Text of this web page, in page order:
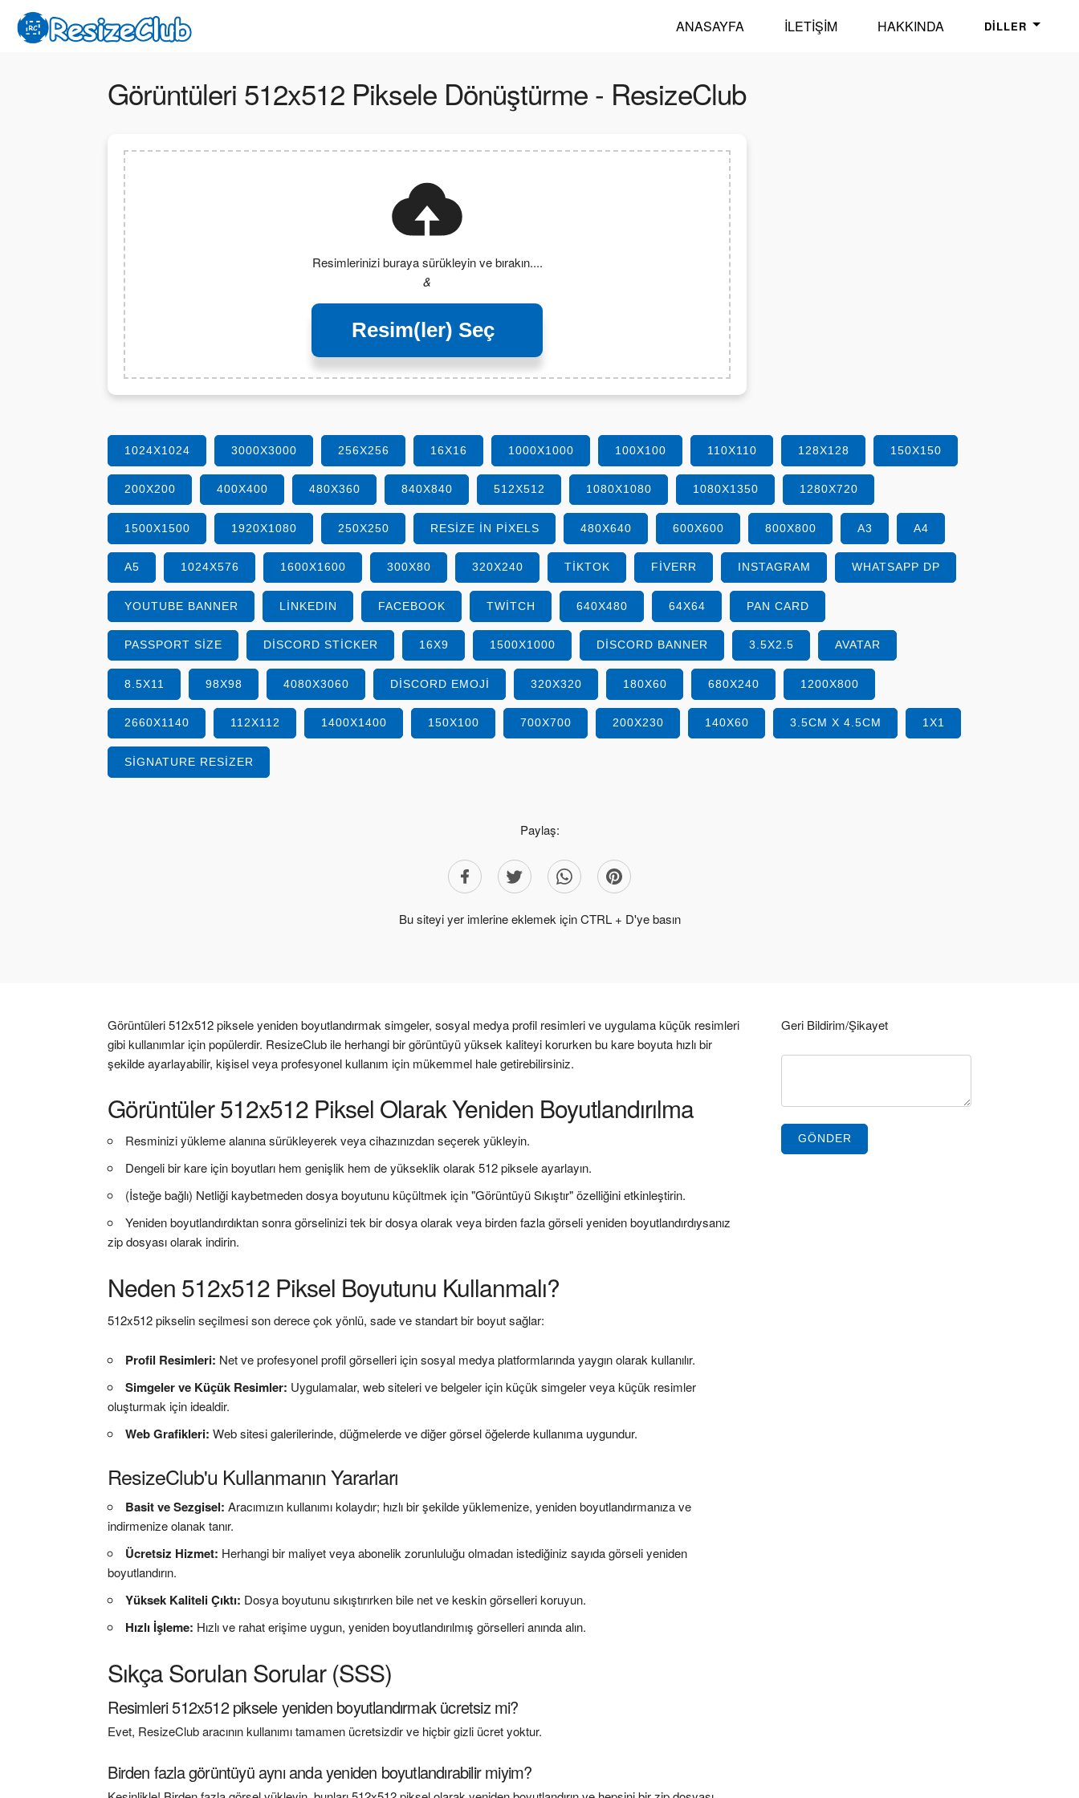
ANASAYFA İLETIŞIM HAKKINDA DILLER
Görüntüleri 512x512 Piksele Dönüştürme - ResizeClub
Resimlerinizi buraya sürükleyin ve bırakın....
&
Resim(ler) Seç
1024X1024 3000X3000 256X256 16X16 1000X1000 100X100 110X110 128X128 150X150
200X200 400X400 480X360 840X840 512X512 1080X1080 1080X1350 1280X720
1500X1500 1920X1080 250X250 RESIZE IN PIXELS 480X640 600X600 800X800 A3 A4
A5 1024X576 1600X1600 300X80 320X240 TIKTOK FIVERR INSTAGRAM WHATSAPP DP
YOUTUBE BANNER LINKEDIN FACEBOOK TWITCH 640X480 64X64 PAN CARD
PASSPORT SIZE DISCORD STICKER 16X9 1500X1000 DISCORD BANNER 3.5X2.5 AVATAR
8.5X11 98X98 4080X3060 DISCORD EMOJI 320X320 180X60 680X240 1200X800
2660X1140 112X112 1400X1400 150X100 700X700 200X230 140X60 3.5CM X 4.5CM 1X1
SIGNATURE RESIZER
Paylaş:
Bu siteyi yer imlerine eklemek için CTRL + D'ye basın
Görüntüleri 512x512 piksele yeniden boyutlandırmak simgeler, sosyal medya profil resimleri ve uygulama küçük resimleri
gibi kullanımlar için popülerdir. ResizeClub ile herhangi bir görüntüyü yüksek kaliteyi korurken bu kare boyuta hızlı bir
şekilde ayarlayabilir, kişisel veya profesyonel kullanım için mükemmel hale getirebilirsiniz.
Görüntüler 512x512 Piksel Olarak Yeniden Boyutlandırılma
Resminizi yükleme alanına sürükleyerek veya cihazınızdan seçerek yükleyin.
Dengeli bir kare için boyutları hem genişlik hem de yükseklik olarak 512 piksele ayarlayın.
(İsteğe bağlı) Netliği kaybetmeden dosya boyutunu küçültmek için "Görüntüyü Sıkıştır" özelliğini etkinleştirin.
Yeniden boyutlandırdıktan sonra görselinizi tek bir dosya olarak veya birden fazla görseli yeniden boyutlandırdıysanız
zip dosyası olarak indirin.
Neden 512x512 Piksel Boyutunu Kullanmalı?
512x512 pikselin seçilmesi son derece çok yönlü, sade ve standart bir boyut sağlar:
Profil Resimleri: Net ve profesyonel profil görselleri için sosyal medya platformlarında yaygın olarak kullanılır.
Simgeler ve Küçük Resimler: Uygulamalar, web siteleri ve belgeler için küçük simgeler veya küçük resimler
oluşturmak için idealdir.
Web Grafikleri:Web sitesi galerilerinde, düğmelerde ve diğer görsel öğelerde kullanıma uygundur.
ResizeClub'u Kullanmanın Yararları
Basit ve Sezgisel:Aracımızın kullanımı kolaydır; hızlı bir şekilde yüklemenize, yeniden boyutlandırmanıza ve
indirmenize olanak tanır.
Ücretsiz Hizmet: Herhangi bir maliyet veya abonelik zorunluluğu olmadan istediğiniz sayıda görseli yeniden
boyutlandırın.
Yüksek Kaliteli Çıktı: Dosya boyutunu sıkıştırırken bile net ve keskin görselleri koruyun.
Hızlı İşleme: Hızlı ve rahat erişime uygun, yeniden boyutlandırılmış görselleri anında alın.
Sıkça Sorulan Sorular (SSS)
Resimleri 512x512 piksele yeniden boyutlandırmak ücretsiz mi?
Evet, ResizeClub aracının kullanımı tamamen ücretsizdir ve hiçbir gizli ücret yoktur.
Birden fazla görüntüyü aynı anda yeniden boyutlandırabilir miyim?
Geri Bildirim/Şikayet
GÖNDER